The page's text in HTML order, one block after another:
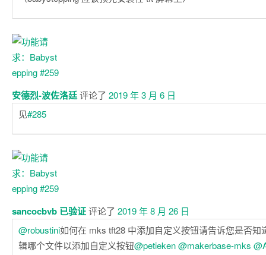
安德烈-波佐洛廷评论了 2019 年 3 月 6 日
见#285
sancocbvb 已验证评论了 2019 年 8 月 26 日
@robustini如何在 mks tft28 中添加自定义按钮请告诉您是否知
辑哪个文件以添加自定义按钮@petieken@makerbase-mks